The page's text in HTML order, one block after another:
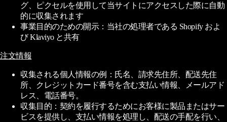
グ、ピクセルを使用して当サイトにアクセスした際に自動
的に収集されます
事業目的のための開示：当社の処理者である Shopify およ
び Klaviyo と共有
注文情報
収集される個人情報の例：氏名、請求先住所、配送先住
所、クレジットカード番号を含む支払い情報、メールアド
レス、電話番号。
収集目的：契約を履行するためにお客様に製品またはサー
ビスを提供し、支払い情報を処理し、配送の手配を行い、